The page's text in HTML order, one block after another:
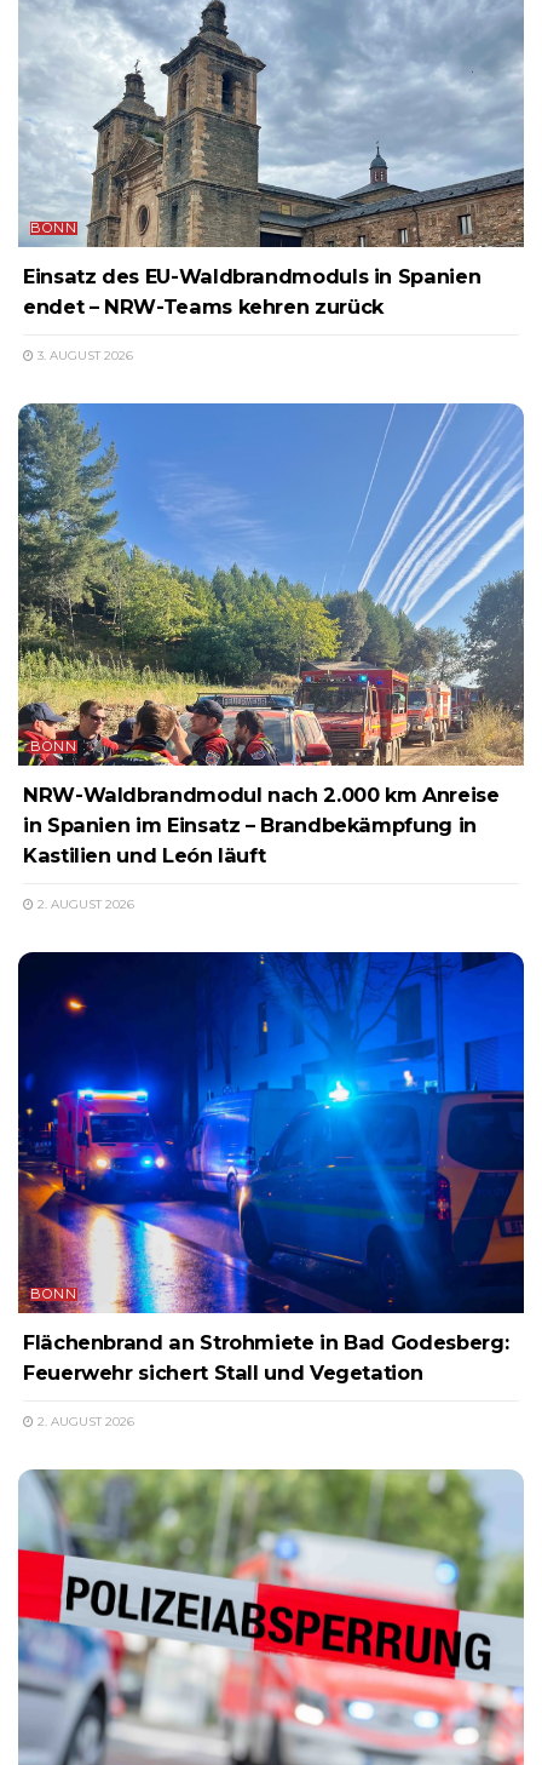
BONN
Einsatz des EU-Waldbrandmoduls in Spanien
endet – NRW-Teams kehren zurück
3. AUGUST 2026
BONN
NRW-Waldbrandmodul nach 2.000 km Anreise
in Spanien im Einsatz – Brandbekämpfung in
Kastilien und León läuft
2. AUGUST 2026
BONN
Flächenbrand an Strohmiete in Bad Godesberg:
Feuerwehr sichert Stall und Vegetation
2. AUGUST 2026